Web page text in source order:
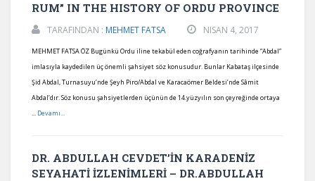
RUM” IN THE HISTORY OF ORDU PROVINCE
TARAFINDAN : MEHMET FATSA NISAN 4, 2017
MEHMET FATSA ÖZ Bugünkü Ordu iline tekabül eden coğrafyanın tarihinde “Abdal”
imlasıyla kaydedilen üç önemli şahsiyet söz konusudur. Bunlar Kabataş ilçesinde
Şid Abdal, Turnasuyu’nde Şeyh Piro/Abdal ve Karacaömer Beldesi’nde Sâmit
Abdal’dır. Söz konusu şahsiyetlerden üçünün de 14.yüzyılın son çeyreğinde ortaya
... Devamı...
DR. ABDULLAH CEVDET’İN KARADENİZ
SEYAHATİ İZLENİMLERİ – DR.ABDULLAH